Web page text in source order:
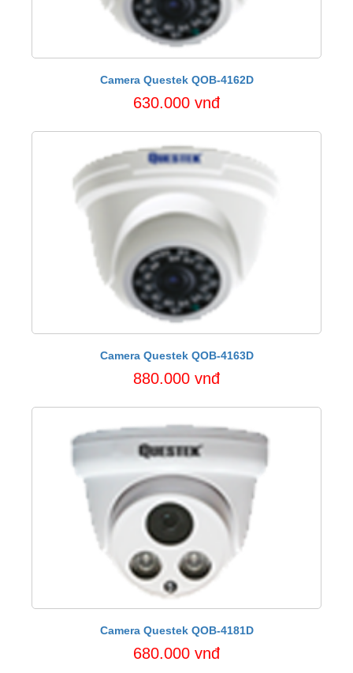
Camera Questek QOB-4162D
630.000 vnđ
Camera Questek QOB-4163D
880.000 vnđ
Camera Questek QOB-4181D
680.000 vnđ